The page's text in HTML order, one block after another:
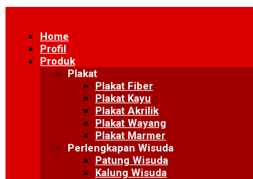
content
Home
Profil
Produk
Plakat
Plakat Fiber
Plakat Kayu
Plakat Akrilik
Plakat Wayang
Plakat Marmer
Perlengkapan Wisuda
Patung Wisuda
Kalung Wisuda